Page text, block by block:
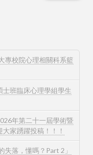
專校院心理相關科系籃
班臨床心理學組學生
年第二十一屆學術暨
家踴躍投稿！！！
落，懂嗎？Part 2」